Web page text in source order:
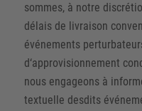
sommes, à notre
délais de livraison
événements
d‘approvisionnement
nous engageons à
textuelle desdits